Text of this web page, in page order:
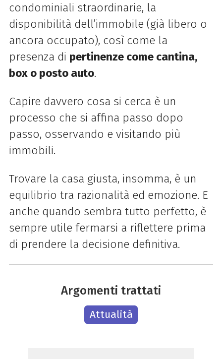
condominiali straordinarie, la
disponibilità dell’immobile (già libero o
ancora occupato), così come la
presenza di pertinenze come cantina,
box o posto auto.
Capire davvero cosa si cerca è un
processo che si affina passo dopo
passo, osservando e visitando più
immobili.
Trovare la casa giusta, insomma, è un
equilibrio tra razionalità ed emozione. E
anche quando sembra tutto perfetto, è
sempre utile fermarsi a riflettere prima
di prendere la decisione definitiva.
Argomenti trattati
Attualità